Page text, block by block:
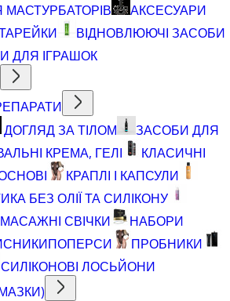
АКСЕСУАРИ
ВІДНОВЛЮЮЧІ ЗАСОБИ
ДЛЯ ІГРАШОК
ДОГЛЯД ЗА ТІЛОМ
ЗАСОБИ ДЛЯ
КРЕМА, ГЕЛІ
КЛАСИЧНІ
КРАПЛІ І КАПСУЛИ
БЕЗ ОЛІЇ ТА СИЛІКОНУ
МАСАЖНІ СВІЧКИ
НАБОРИ
ПОПЕРСИ
ПРОБНИКИ
СИЛІКОНОВІ ЛОСЬЙОНИ